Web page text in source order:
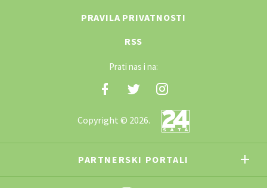
PRAVILA PRIVATNOSTI
RSS
Prati nas i na:
Copyright © 2026.
PARTNERSKI PORTALI